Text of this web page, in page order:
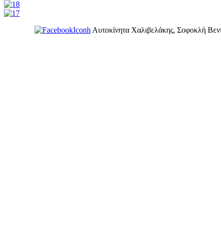
Αυτοκίνητα Χαλιβελάκης, Σοφοκλή